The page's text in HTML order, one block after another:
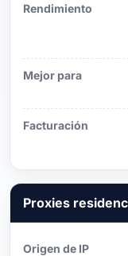
Rendimiento
Mejor para
Facturación
Proxies
Origen de IP